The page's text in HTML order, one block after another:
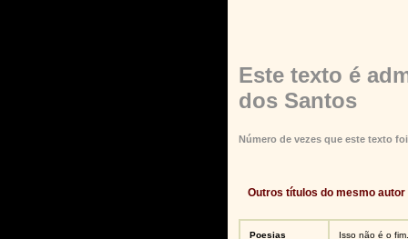
Este texto é
dos Santos
Número de vezes que este texto
Outros títulos do mesmo autor
Poesias Isso não é o fim.